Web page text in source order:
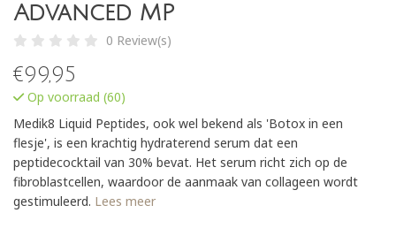
Advanced MP
0 Review(s)
€99,95
Op voorraad (60)
Medik8 Liquid Peptides, ook wel bekend als 'Botox in een
flesje', is een krachtig hydraterend serum dat een
peptidecocktail van 30% bevat. Het serum richt zich op de
fibroblastcellen, waardoor de aanmaak van collageen wordt
gestimuleerd. Lees meer